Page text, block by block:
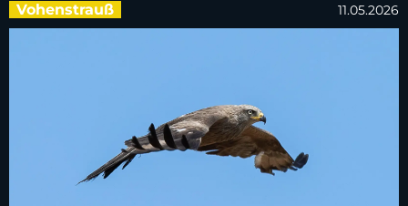
Vohenstrauß 11.05.2026